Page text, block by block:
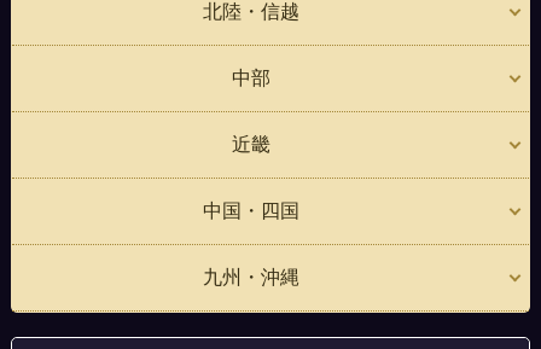
北陸・信越
中部
近畿
中国・四国
九州・沖縄